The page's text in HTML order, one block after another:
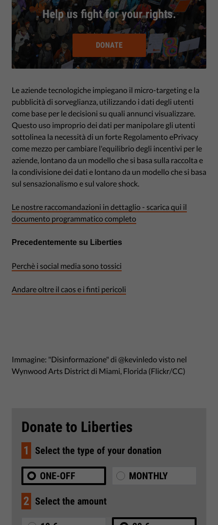
Help us fight for your rights.
DONATE
Le aziende tecnologiche impiegano il micro-targeting e la
pubblicità di sorveglianza, utilizzando i dati degli utenti
come base per le decisioni su quali annunci visualizzare.
Questo uso improprio dei dati per manipolare gli utenti
sottolinea la necessità di un forte Regolamento ePrivacy
come mezzo per cambiare l'equilibrio degli incentivi per le
aziende, lontano da un modello che si basa sulla raccolta e
la condivisione dei dati e lontano da un modello che si basa
sul sensazionalismo e sul valore shock.
Le nostre raccomandazioni in dettaglio - scarica qui il
documento programmatico completo
Precedentemente su Liberties
Perchè i social media sono tossici
Andare oltre il caos e i finti pericoli
Immagine: "Disinformazione" di @kevinledo visto nel
Wynwood Arts District di Miami, Florida (Flickr/CC)
Donate to Liberties
1 Select the type of your donation
ONE-OFF MONTHLY
2 Select the amount